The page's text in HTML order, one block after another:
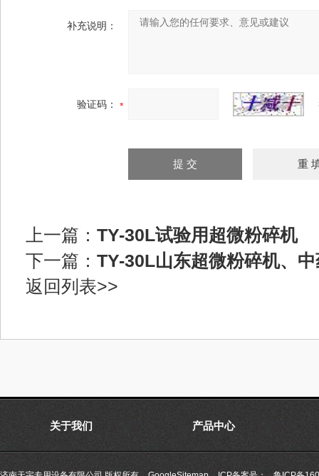
补充说明：
验证码：
上一篇： TY-30L试验用超微粉碎机
下一篇： TY-30L山东超微粉碎机、
返回列表>>
关于我们 产品中心